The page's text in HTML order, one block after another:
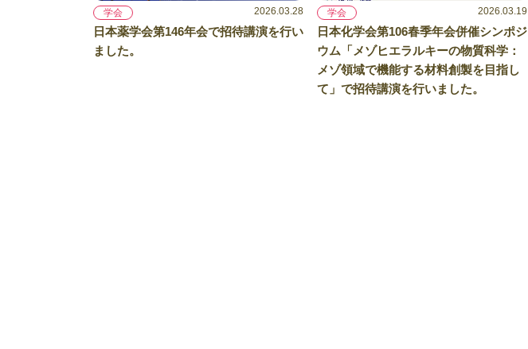
学会 2026.03.28
日本薬学会第146年会で招待講演を行い
ました。
学会 2026.03.19
日本化学会第106春季年会併催シンポジ
ウム「メゾヒエラルキーの物質科学：
メゾ領域で機能する材料創製を目指し
て」で招待講演を行いました。